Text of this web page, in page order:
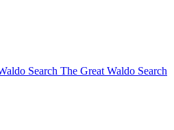
The Great Waldo Search